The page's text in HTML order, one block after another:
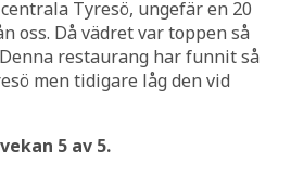
Tyresö, ungefär en 20
oss. Då vädret var toppen så
restaurang har funnit så
men tidigare låg den vid
5 av 5.